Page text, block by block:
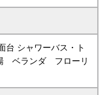
台 シャワーバス・ト
ベランダ フローリ